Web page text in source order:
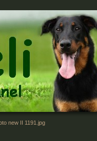
new II 1191.jpg